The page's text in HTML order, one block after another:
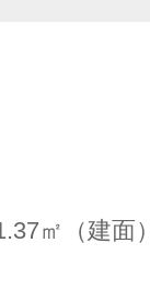
㎡（建面